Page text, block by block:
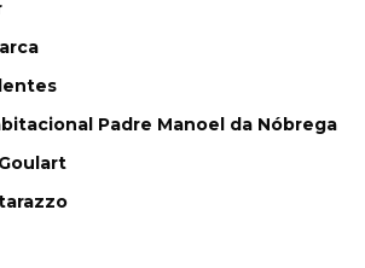
Padre Manoel da Nóbrega